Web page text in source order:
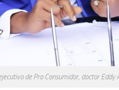
de Pro Consumidor, doctor Eddy